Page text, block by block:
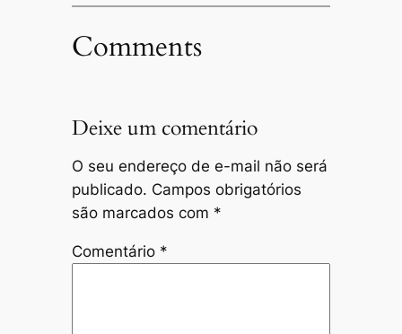
Comments
Deixe um comentário
O seu endereço de e-mail não será
publicado. Campos obrigatórios
são marcados com *
Comentário *